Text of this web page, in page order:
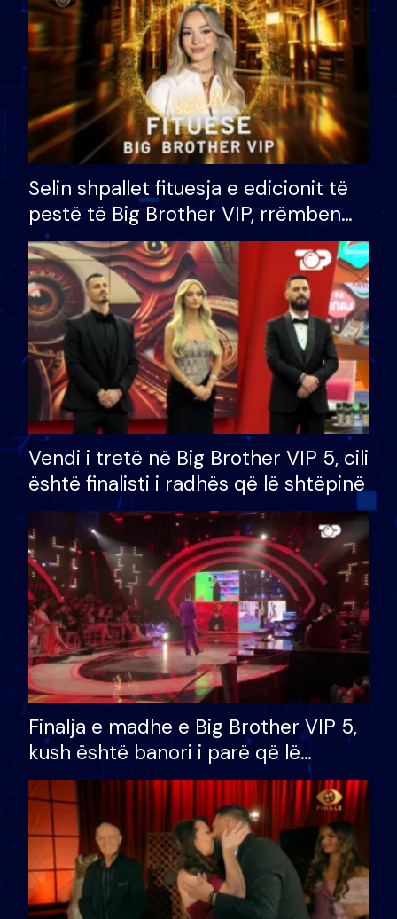
Selin shpallet fituesja e edicionit të
pestë të Big Brother VIP, rrëmben
çmimin e madh prej 100 mijë eurosh
Vendi i tretë në Big Brother VIP 5, cili
është finalisti i radhës që lë shtëpinë
Finalja e madhe e Big Brother VIP 5,
kush është banori i parë që lë
shtëpinë dhe humb mundësinë për
të fituar çmimin e madh